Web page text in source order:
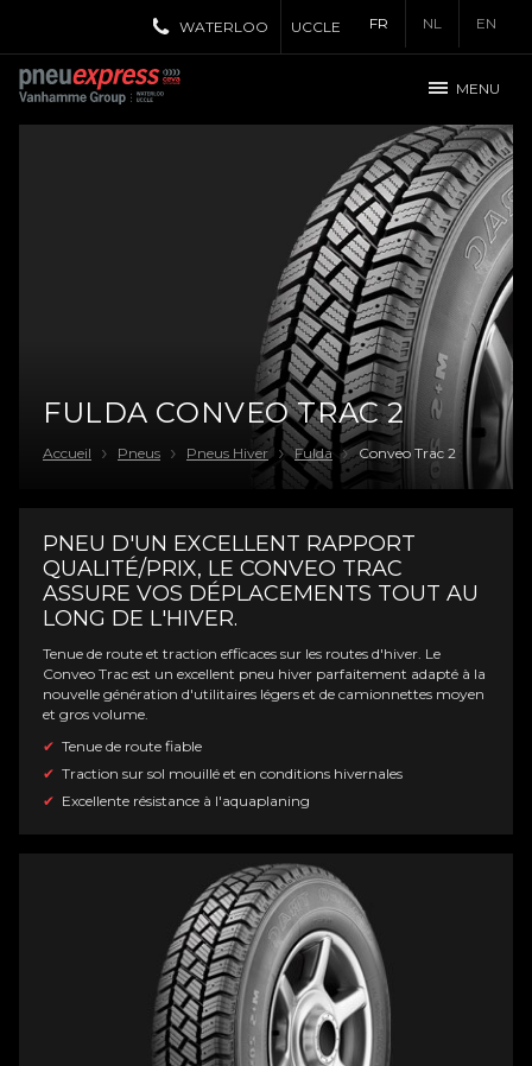
FR NL EN
WATERLOO UCCLE
MENU
FULDA CONVEO TRAC 2
Accueil Pneus Pneus Hiver Fulda Conveo Trac 2
PNEU D'UN EXCELLENT RAPPORT
QUALITÉ/PRIX, LE CONVEO TRAC
ASSURE VOS DÉPLACEMENTS TOUT AU
LONG DE L'HIVER.
Tenue de route et traction efficaces sur les routes d'hiver. Le
Conveo Trac est un excellent pneu hiver parfaitement adapté à la
nouvelle génération d'utilitaires légers et de camionnettes moyen
et gros volume.
Tenue de route fiable
Traction sur sol mouillé et en conditions hivernales
Excellente résistance à l'aquaplaning